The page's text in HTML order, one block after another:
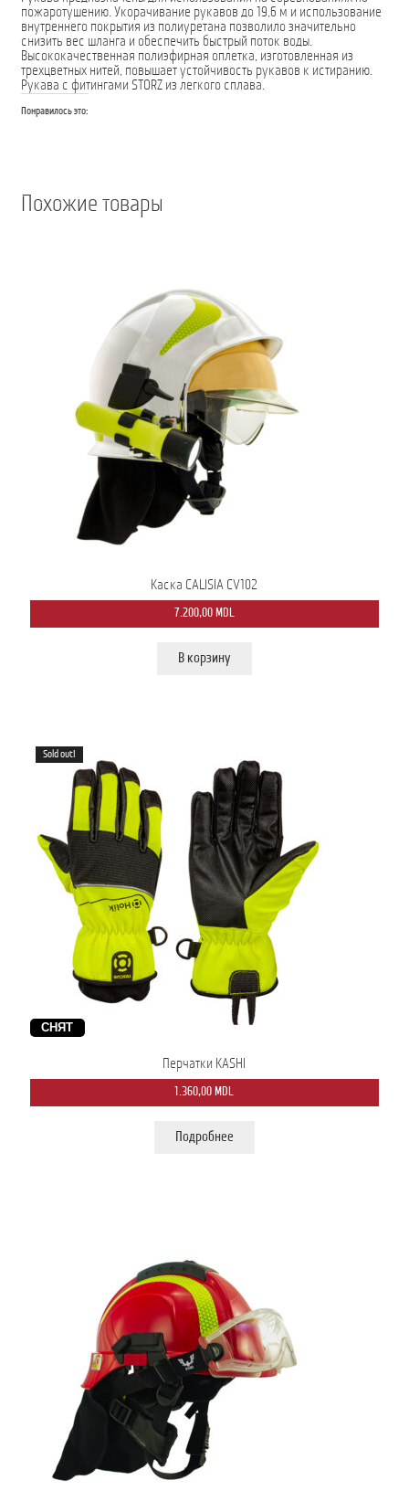
пожаротушению. Укорачивание рукавов до 19,6 м и использование
внутреннего покрытия из полиуретана позволило значительно
снизить вес шланга и обеспечить быстрый поток воды.
Высококачественная полиэфирная оплетка, изготовленная из
трехцветных нитей, повышает устойчивость рукавов к истиранию.
Рукава с фитингами STORZ из легкого сплава.
Понравилось это:
Похожие товары
Каска CALISIA CV102
7.200,00 MDL
В корзину
Sold out!
СНЯТ
Перчатки KASHI
1.360,00MDL
Подробнее